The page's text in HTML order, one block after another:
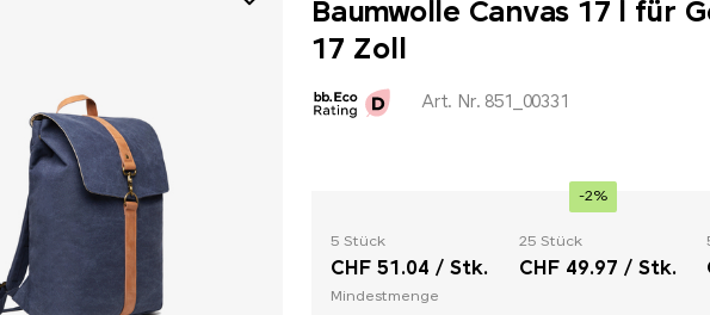
Baumwolle Canvas 17 l für
17 Zoll
Art. Nr. 851_00331
5 Stück
CHF 51.04 / Stk.
Mindestmenge
-2%
25 Stück
CHF 49.97 / Stk.